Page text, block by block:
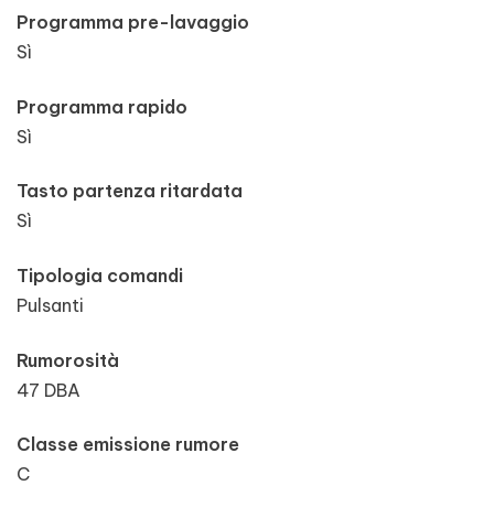
Programma pre-lavaggio
Sì
Programma rapido
Sì
Tasto partenza ritardata
Sì
Tipologia comandi
Pulsanti
Rumorosità
47 DBA
Classe emissione rumore
C